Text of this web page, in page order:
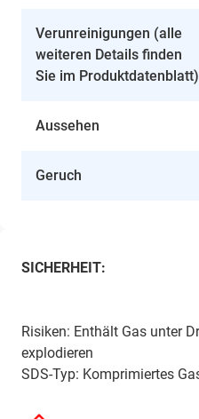
Verunreinigungen (alle
weiteren Details finden
Sie im Produktdatenblatt)
Aussehen
Geruch
SICHERHEIT:
Risiken: Enthält Gas unter
explodieren
SDS-Typ: Komprimiertes